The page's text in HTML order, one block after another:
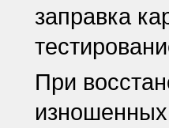
заправка
При